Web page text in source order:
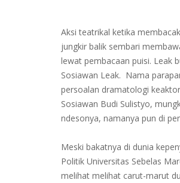
Aksi teatrikal ketika
jungkir balik sembari
lewat pembacaan puisi. Leak
Sosiawan Leak. Nama
persoalan dramatologi
Sosiawan Budi Sulistyo,
ndesonya, namanya pun di
Meski bakatnya di dunia
Politik Universitas Sebelas
melihat melihat carut-marut